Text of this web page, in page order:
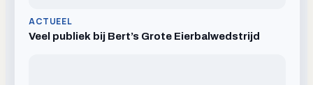
ACTUEEL
Veel publiek bij Bert’s Grote Eierbalwedstrijd